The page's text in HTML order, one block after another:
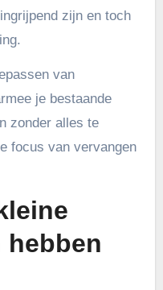
zijn en toch
van
je bestaande
zonder alles te
focus van vervangen
hebben